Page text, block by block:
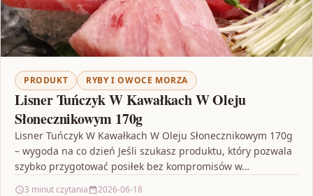
PRODUKT RYBY I OWOCE MORZA
Lisner Tuńczyk W Kawałkach W Oleju
Słonecznikowym 170g
Lisner Tuńczyk W Kawałkach W Oleju Słonecznikowym 170g
– wygoda na co dzień Jeśli szukasz produktu, który pozwala
szybko przygotować posiłek bez kompromisów w…
3 minut czytania 2026-06-18